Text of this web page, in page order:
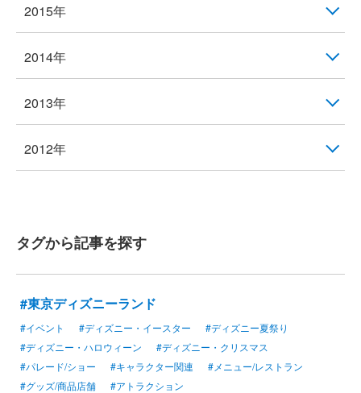
2015年
2014年
2013年
2012年
タグから記事を探す
#東京ディズニーランド
#イベント #ディズニー・イースター
#ディズニー夏祭り
#ディズニー・ハロウィーン
#ディズニー・クリスマス
#パレード/ショー
#キャラクター関連
#メニュー/レストラン
#グッズ/商品店舗
#アトラクション